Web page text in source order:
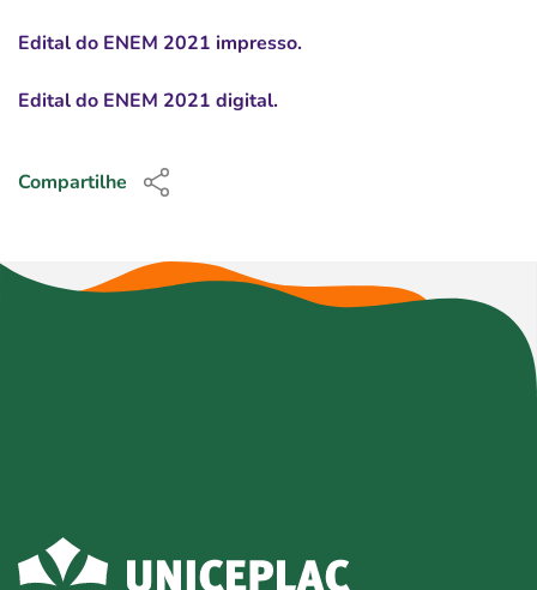
Edital do ENEM 2021 impresso.
Edital do ENEM 2021 digital.
Compartilhe